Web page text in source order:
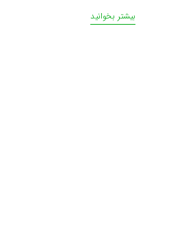
بیشتر بخوانید